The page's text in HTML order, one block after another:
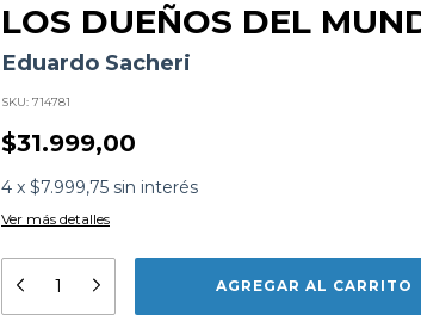
LOS DUEÑOS DEL
Eduardo Sacheri
SKU: 714781
$31.999,00
4 x $7.999,75 sin interés
Ver más detalles